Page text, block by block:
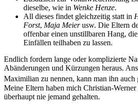
dieselbe, wie in Wenke Henze.
All dieses findet gleichzeitig statt in
Forst, Maja Meierusw. Die Eltern
offenbar einen unstillbaren Hang,
Einfällen teilhaben zu lassen.
Endlich fordern lange oder komplizierte
Abänderungen und Kürzungen heraus.
Maximilian zu nennen, kann man ihn auch
Meine Eltern haben mich Christian-Werner
überhaupt nie jemand gehalten.